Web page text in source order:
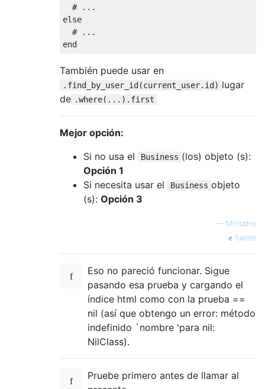
# ...
else
# ...
end
También puede usar en
.find_by_user_id(current_user.id) lugar
de .where(...).first
Mejor opción:
Si no usa el
Business (los) objeto (s):
Opción 1
Si necesita usar el
Business objeto
(s): Opción 3
— MrYoshiji
fuente
Eso no pareció funcionar. Sigue
pasando esa prueba y cargando el
índice html como con la prueba ==
nil (así que obtengo un error: método
indefinido `nombre 'para nil:
NilClass).
Pruebe primero antes de llamar al